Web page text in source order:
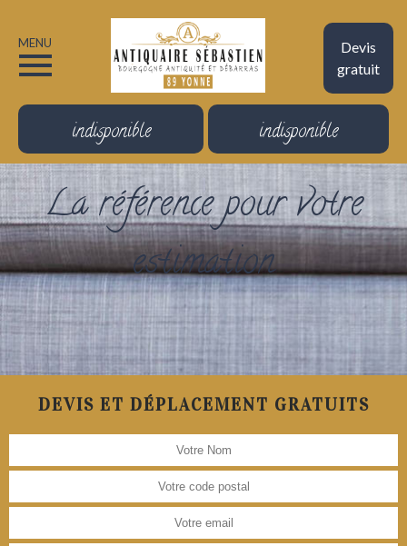
Devis
gratuit
MENU
indisponible indisponible
La référence pour votre
estimation
DEVIS ET DÉPLACEMENT GRATUITS